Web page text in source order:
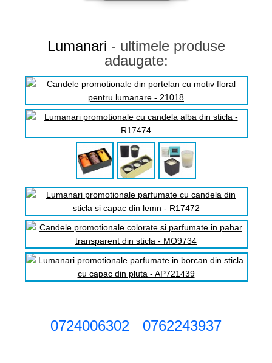
Lumanari - ultimele produse
adaugate:
0724006302 0762243937